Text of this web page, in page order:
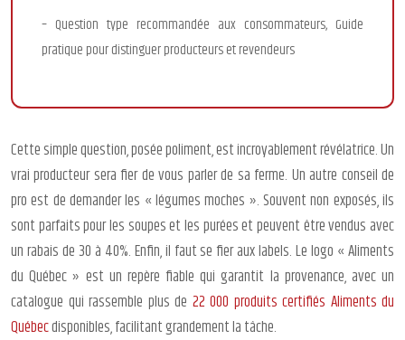
– Question type recommandée aux consommateurs, Guide
pratique pour distinguer producteurs et revendeurs
Cette simple question, posée poliment, est incroyablement révélatrice. Un
vrai producteur sera fier de vous parler de sa ferme. Un autre conseil de
pro est de demander les « légumes moches ». Souvent non exposés, ils
sont parfaits pour les soupes et les purées et peuvent être vendus avec
un rabais de 30 à 40%. Enfin, il faut se fier aux labels. Le logo « Aliments
du Québec » est un repère fiable qui garantit la provenance, avec un
catalogue qui rassemble plus de 22 000 produits certifiés Aliments du
Québecdisponibles, facilitant grandement la tâche.